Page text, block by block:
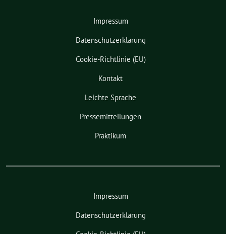
Impressum
Datenschutzerklärung
Cookie-Richtlinie (EU)
Kontakt
Leichte Sprache
Pressemitteilungen
Praktikum
Impressum
Datenschutzerklärung